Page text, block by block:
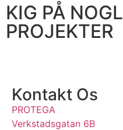
KIG PÅ
PROJEKTER
Kontakt Os
PROTEGA
Verkstadsgatan 6B